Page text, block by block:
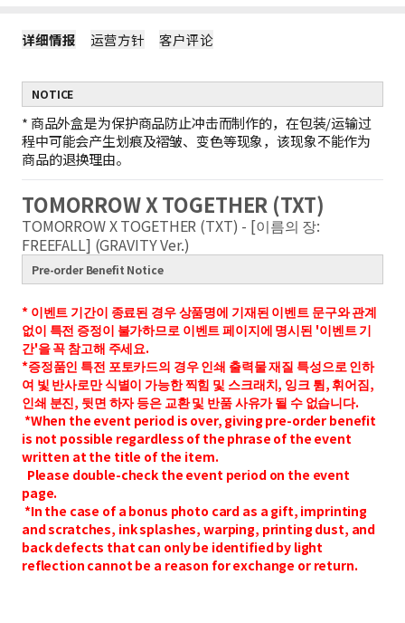
详细情报 运营方针 客户评论
NOTICE
* 商品外盒是为保护商品防止冲击而制作的，在包装/运输过
程中可能会产生划痕及褶皱、变色等现象，该现象不能作为
商品的退换理由。
TOMORROW X TOGETHER (TXT)
TOMORROW X TOGETHER (TXT) - [이름의 장:
FREEFALL] (GRAVITY Ver.)
Pre-order Benefit Notice
* 이벤트 기간이 종료된 경우 상품명에 기재된 이벤트 문구와 관계
없이 특전 증정이 불가하므로 이벤트 페이지에 명시된 '이벤트 기
간'을 꼭 참고해 주세요.
*증정품인 특전 포토카드의 경우 인쇄 출력물 재질 특성으로 인하
여 빛 반사로만 식별이 가능한 찍힘 및 스크래치, 잉크 튐, 휘어짐,
인쇄 분진, 뒷면 하자 등은 교환 및 반품 사유가 될 수 없습니다.
*When the event period is over, giving pre-order benefit
is not possible regardless of the phrase of the event
written at the title of the item.
Please double-check the event period on the event
page.
*In the case of a bonus photo card as a gift, imprinting
and scratches, ink splashes, warping, printing dust, and
back defects that can only be identified by light
reflection cannot be a reason for exchange or return.